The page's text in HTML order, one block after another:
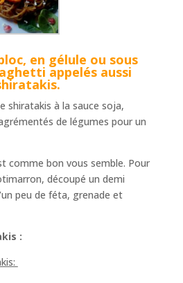
en gélule ou sous
appelés aussi
shiratakis à la sauce soja,
de légumes pour un
comme bon vous semble. Pour
découpé un demi
peu de féta, grenade et
: